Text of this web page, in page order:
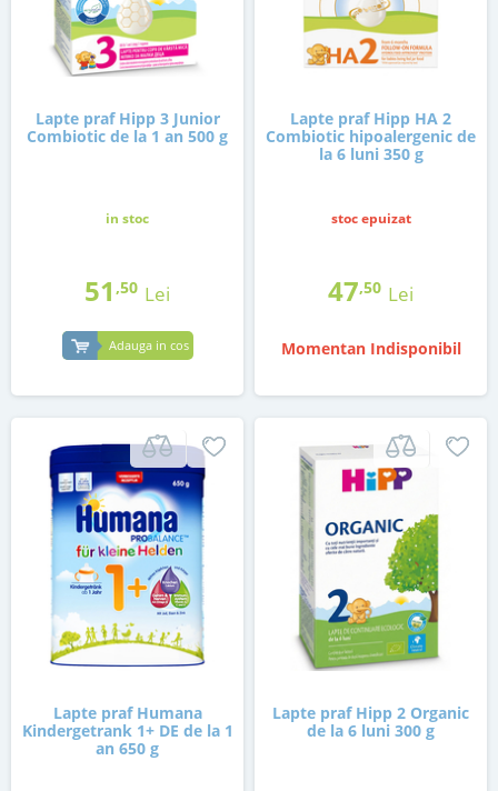
Lapte praf Hipp 3 Junior
Combiotic de la 1 an 500 g
in stoc
51 ,50 Lei
Adauga in cos
Lapte praf Hipp HA 2
Combiotic hipoalergenic de
la 6 luni 350 g
stoc epuizat
47,50 Lei
Momentan Indisponibil
Lapte praf Humana
Kindergetrank 1+ DE de la 1
an 650 g
Lapte praf Hipp 2 Organic
de la 6 luni 300 g